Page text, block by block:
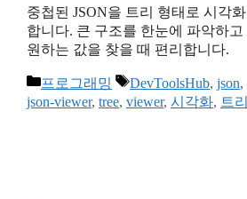
중첩된 JSON을 트리 형태로 시각화
합니다. 큰 구조를 한눈에 파악하고
원하는 값을 찾을 때 편리합니다.
카
테
프로그래밍
태
그
DevToolsHub, json,
json-viewer, tree, viewer, 시각화, 트리